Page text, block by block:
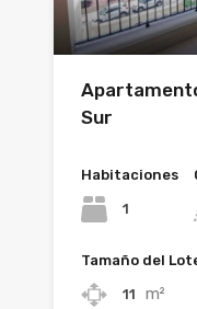
Sur
Habitaciones
1
Tamaño del
11 m²